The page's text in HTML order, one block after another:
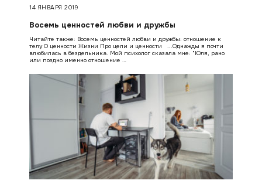
14 ЯНВАРЯ 2019
Восемь ценностей любви и дружбы
Читайте также: Восемь ценностей любви и дружбы: отношение к
телу О ценности Жизни Про цели и ценности ...Однажды я почти
влюбилась в бездельника. Мой психолог сказала мне: "Юля, рано
или поздно именно отношение …